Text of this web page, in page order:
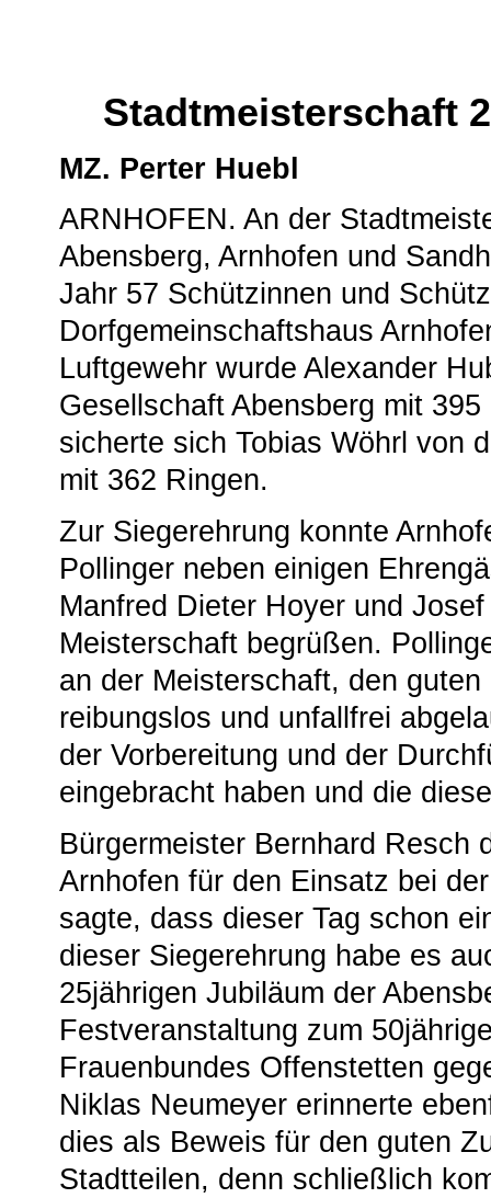
Stadtmeisterschaft
MZ. Perter Huebl
ARNHOFEN. An der
Abensberg, Arnhofen und
Jahr 57 Schützinnen und
Dorfgemeinschaftshaus
Luftgewehr wurde Alexander
Gesellschaft Abensberg mit
sicherte sich Tobias Wöhrl von
mit 362 Ringen.
Zur Siegerehrung konnte
Pollinger neben einigen
Manfred Dieter Hoyer und
Meisterschaft begrüßen.
an der Meisterschaft, den
reibungslos und unfallfrei
der Vorbereitung und der
eingebracht haben und die
Bürgermeister Bernhard Resch
Arnhofen für den Einsatz bei
sagte, dass dieser Tag schon
dieser Siegerehrung habe es
25jährigen Jubiläum der
Festveranstaltung zum
Frauenbundes Offenstetten
Niklas Neumeyer erinnerte
dies als Beweis für den guten
Stadtteilen, denn schließlich